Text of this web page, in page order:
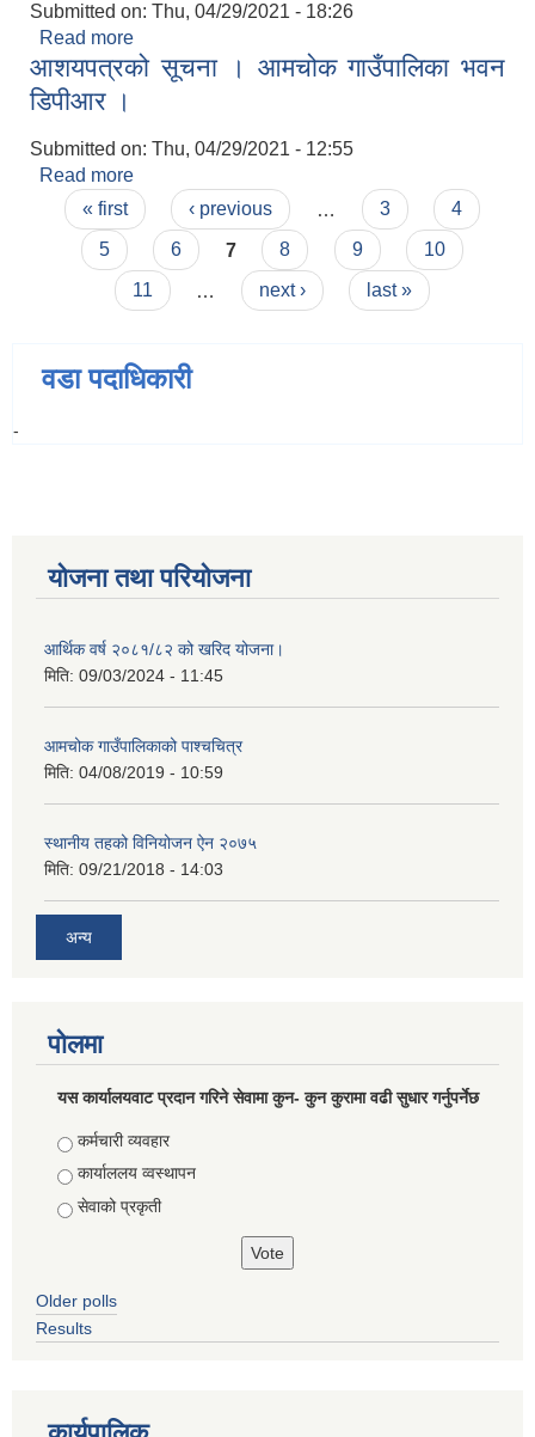
Submitted on: Thu, 04/29/2021 - 18:26
Read more
Operation of Registration Camp for Vital events
आशयपत्रको सूचना । आमचोक गाउँपालिका भवन
डिपीआर ।
Submitted on: Thu, 04/29/2021 - 12:55
Read more
डिपीआर ।
Pages
« first ‹ previous 3
4
5
6 7 8 9
10
11
next › last »
वडा पदाधिकारी
-
योजना तथा परियोजना
आर्थिक वर्ष २०८१/८२ को खरिद योजना।
मिति: 09/03/2024 - 11:45
आमचोक गाउँपालिकाको पाश्चचित्र
मिति: 04/08/2019 - 10:59
स्थानीय तहको विनियोजन ऐन २०७५
मिति: 09/21/2018 - 14:03
अन्य
पोलमा
यस कार्यालयवाट प्रदान गरिने सेवामा कुन- कुन कुरामा वढी सुधार गर्नुपर्नेछ
Choices
कर्मचारी व्यवहार
कार्याललय व्वस्थापन
सेवाको प्रकृती
Older polls
Results